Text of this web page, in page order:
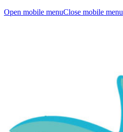
Open mobile menuClose mobile menu